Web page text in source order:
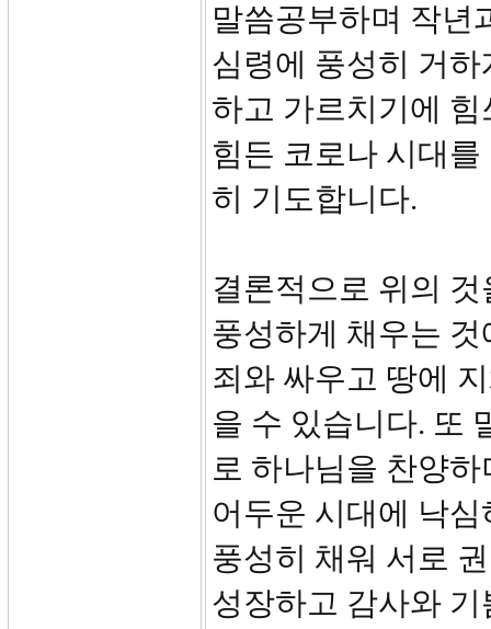
말씀공부하며 작년
심령에 풍성히 거
하고 가르치기에
힘든 코로나 시대
히 기도합니다.
결론적으로 위의
풍성하게 채우는
죄와 싸우고 땅에
을 수 있습니다. 또
로 하나님을 찬양
어두운 시대에 낙
풍성히 채워 서로
성장하고 감사와